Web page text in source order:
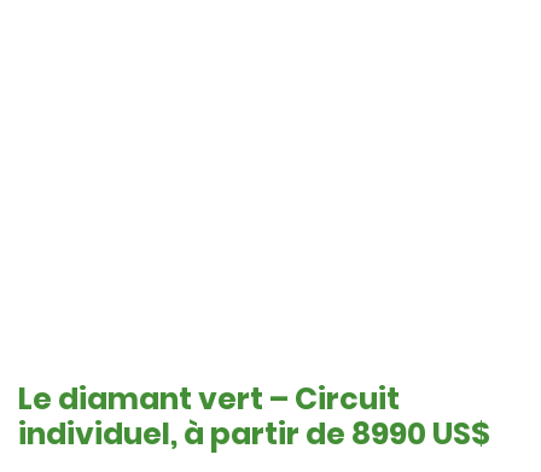
Le diamant vert – Circuit
individuel, à partir de 8990 US$